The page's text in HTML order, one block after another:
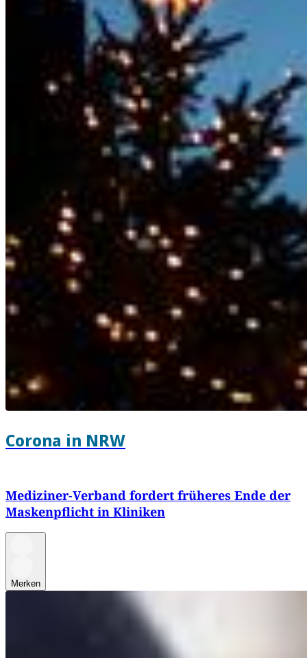
Corona in NRW
Mediziner-Verband fordert früheres Ende der
Maskenpflicht in Kliniken
Merken